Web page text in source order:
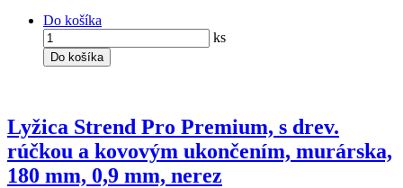
Do košíka
ks
Do košíka
Lyžica Strend Pro Premium, s drev.
rúčkou a kovovým ukončením, murárska,
180 mm, 0,9 mm, nerez